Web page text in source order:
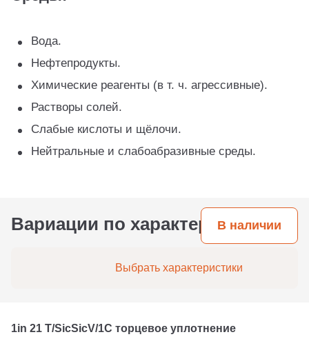
Вода.
Нефтепродукты.
Химические реагенты (в т. ч. агрессивные).
Растворы солей.
Слабые кислоты и щёлочи.
Нейтральные и слабоабразивные среды.
Вариации по характеристикам
В наличии
Выбрать характеристики
1in 21 T/SicSicV/1C торцевое уплотнение